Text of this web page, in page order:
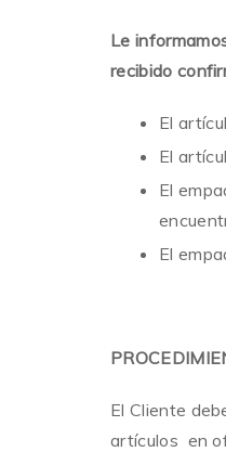
Le
recibido
El
El
El
El
El Cliente
artículos en